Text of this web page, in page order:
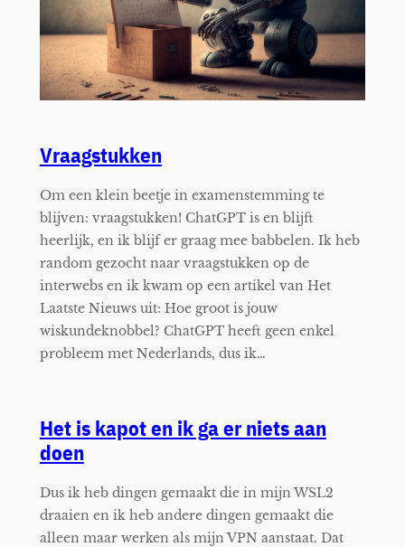
Vraagstukken
Om een klein beetje in examenstemming te
blijven: vraagstukken! ChatGPT is en blijft
heerlijk, en ik blijf er graag mee babbelen. Ik heb
random gezocht naar vraagstukken op de
interwebs en ik kwam op een artikel van Het
Laatste Nieuws uit: Hoe groot is jouw
wiskundeknobbel? ChatGPT heeft geen enkel
probleem met Nederlands, dus ik…
Het is kapot en ik ga er niets aan
doen
Dus ik heb dingen gemaakt die in mijn WSL2
draaien en ik heb andere dingen gemaakt die
alleen maar werken als mijn VPN aanstaat. Dat